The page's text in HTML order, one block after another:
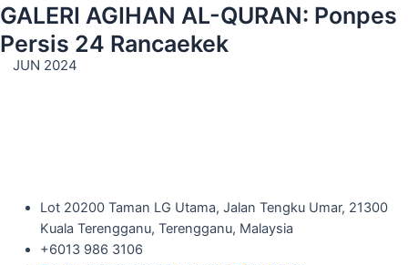
GALERI AGIHAN AL-QURAN: Ponpes
Persis 24 Rancaekek
JUN 2024
Lot 20200 Taman LG Utama, Jalan Tengku Umar, 21300
Kuala Terengganu, Terengganu, Malaysia
+6013 986 3106